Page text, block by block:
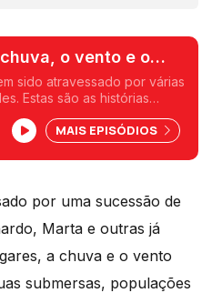
o vento e o
sido atravessado por várias
Estas são as histórias
não chega. Um trabalho de
a partir do olhar dos
Antena 1.
MAIS EPISÓDIOS
por uma sucessão de
Marta e outras já
a chuva e o vento
submersas, populações